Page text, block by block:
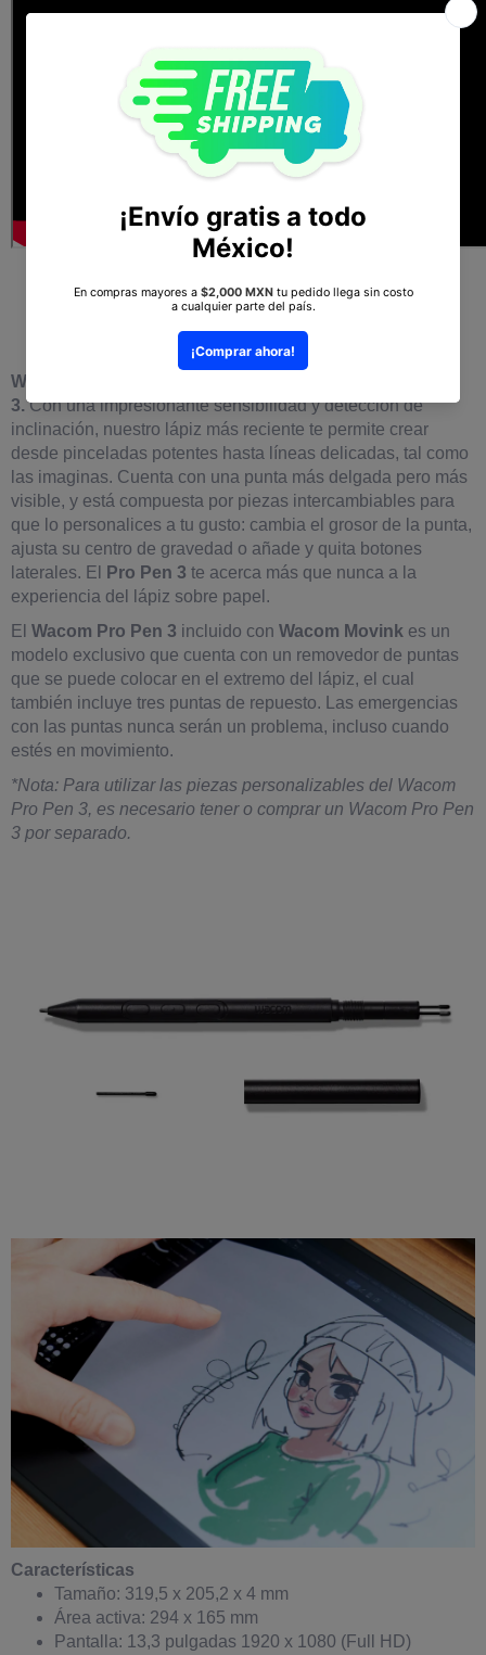
Wacom Pro Pen 3, diseñado especialmente y
mejorado para Wacom Movink
Wacom Movink
3.Con una impresionante sensibilidad y detección de
inclinación, nuestro lápiz más reciente te permite crear
desde pinceladas potentes hasta líneas delicadas, tal como
las imaginas. Cuenta con una punta más delgada pero más
visible, y está compuesta por piezas intercambiables para
que lo personalices a tu gusto: cambia el grosor de la punta,
ajusta su centro de gravedad o añade y quita botones
laterales. El
Pro Pen 3 te acerca más que nunca a la
experiencia del lápiz sobre papel.
El Wacom Pro Pen 3 incluido con Wacom Movink es un
modelo exclusivo que cuenta con un removedor de puntas
que se puede colocar en el extremo del lápiz, el cual
también incluye tres puntas de repuesto. Las emergencias
con las puntas nunca serán un problema, incluso cuando
estés en movimiento.
*Nota: Para utilizar las piezas personalizables del Wacom
Pro Pen 3, es necesario tener o comprar un Wacom Pro Pen
3 por separado.
Características
Tamaño: 319,5 x 205,2 x 4 mm
Área activa: 294 x 165 mm
Pantalla: 13,3 pulgadas 1920 x 1080 (Full HD)